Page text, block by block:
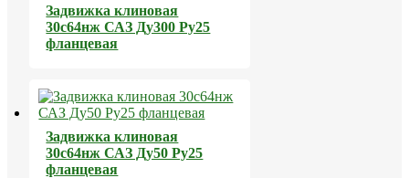
Задвижка клиновая
30с64нж САЗ Ду300 Ру25
фланцевая
Задвижка клиновая
30с64нж САЗ Ду50 Ру25
фланцевая